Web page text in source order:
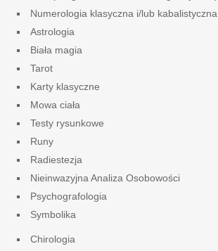
Numerologia klasyczna i/lub kabalistyczna
Astrologia
Biała magia
Tarot
Karty klasyczne
Mowa ciała
Testy rysunkowe
Runy
Radiestezja
Nieinwazyjna Analiza Osobowości
Psychografologia
Symbolika
Chirologia